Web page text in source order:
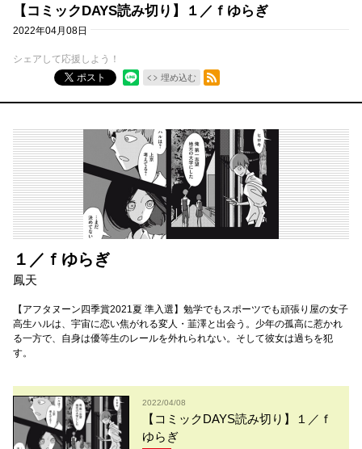
【コミックDAYS読み切り】１／ｆゆらぎ
2022年04月08日
シェアして応援しよう！
ポスト
埋め込む
RSSフィード
１／ｆゆらぎ
鳳天
【アフタヌーン四季賞2021夏 準入選】勉学でもスポーツでも頑張り屋の女子
高生ハルは、宇宙に恋い焦がれる変人・韮澤と出会う。少年の孤高に惹かれ
る一方で、自身は優等生のレールを外れられない。そして彼女は過ちを犯
す。
2022/04/08
【コミックDAYS読み切り】１／ｆ
ゆらぎ